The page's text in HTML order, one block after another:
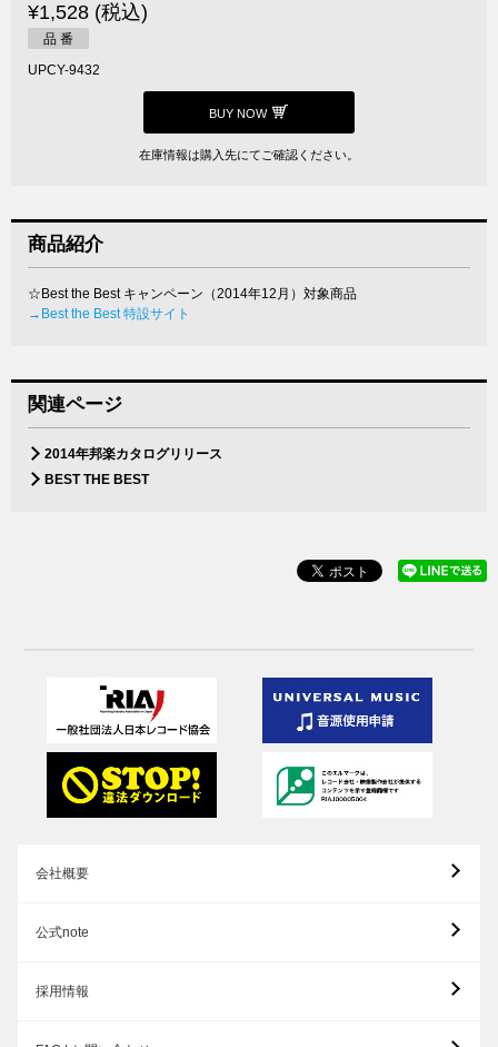
¥1,528 (税込)
品 番
UPCY-9432
BUY NOW
在庫情報は購入先にてご確認ください。
商品紹介
☆Best the Best キャンペーン（2014年12月）対象商品
→Best the Best 特設サイト
関連ページ
2014年邦楽カタログリリース
BEST THE BEST
会社概要
公式note
採用情報